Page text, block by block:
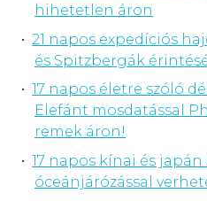
hihetetlen áron
21 napos expedíciós
és Spitzbergák
17 napos életre szóló
Elefánt mosdatással
remek áron!
17 napos kínai és
óceánjárózással